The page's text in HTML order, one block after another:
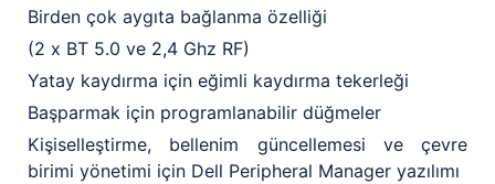
Birden çok aygıta bağlanma özelliği
(2 x BT 5.0 ve 2,4 Ghz RF)
Yatay kaydırma için eğimli kaydırma tekerleği
Başparmak için programlanabilir düğmeler
Kişiselleştirme, bellenim güncellemesi ve çevre
birimi yönetimi için Dell Peripheral Manager yazılımı